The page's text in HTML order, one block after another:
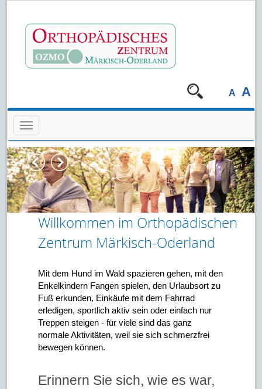
A A
PreviousNext
Willkommen im Orthopädischen
Zentrum Märkisch-Oderland
Mit dem Hund im Wald spazieren gehen, mit den
Enkelkindern Fangen spielen, den Urlaubsort zu
Fuß erkunden, Einkäufe mit dem Fahrrad
erledigen, sportlich aktiv sein oder einfach nur
Treppen steigen - für viele sind das ganz
normale Aktivitäten, weil sie sich schmerzfrei
bewegen können.
Erinnern Sie sich, wie es war,